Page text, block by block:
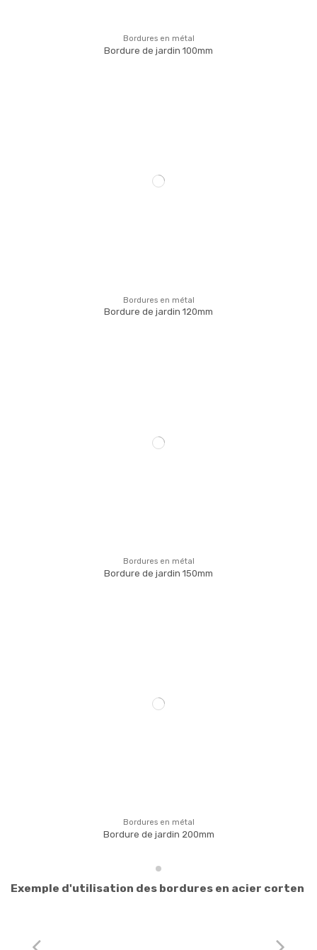
Bordures en métal
Bordure de jardin 100mm
Bordures en métal
Bordure de jardin 120mm
Bordures en métal
Bordure de jardin 150mm
Bordures en métal
Bordure de jardin 200mm
Exemple d'utilisation des bordures en acier corten